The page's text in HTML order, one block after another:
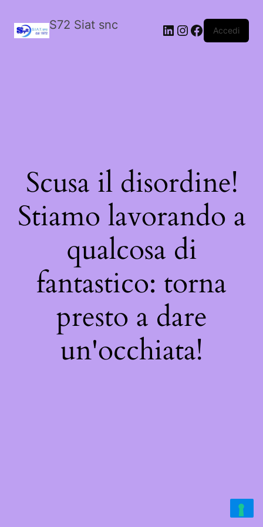
S72 Siat snc LinkedIn
Instagram
Facebook
Accedi
Scusa il disordine!
Stiamo lavorando a
qualcosa di
fantastico: torna
presto a dare
un'occhiata!